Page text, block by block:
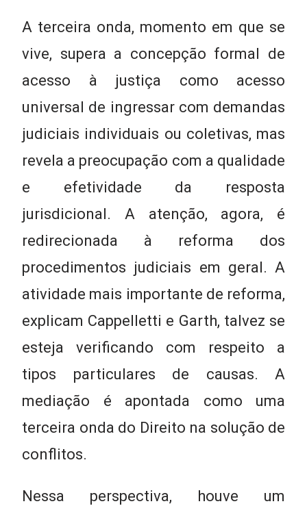
A terceira onda, momento em que se
vive, supera a concepção formal de
acesso à justiça como acesso
universal de ingressar com demandas
judiciais individuais ou coletivas, mas
revela a preocupação com a qualidade
e efetividade da resposta
jurisdicional. A atenção, agora, é
redirecionada à reforma dos
procedimentos judiciais em geral. A
atividade mais importante de reforma,
explicam Cappelletti e Garth, talvez se
esteja verificando com respeito a
tipos particulares de causas. A
mediação é apontada como uma
terceira onda do Direito na solução de
conflitos.
Nessa perspectiva, houve um